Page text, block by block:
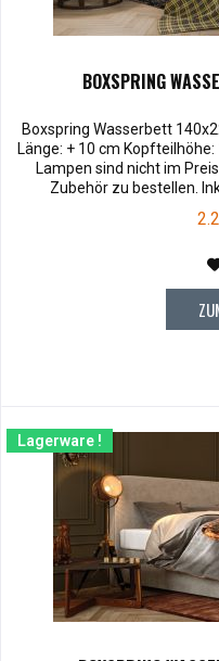
BOXSPRING
Boxspring Wasserbett
Länge: + 10 cm
Lampen sind nicht im
Zubehör zu bestellen.
montieren wir Ihr neues
Selbstaufbau: Bei
Lagerware !